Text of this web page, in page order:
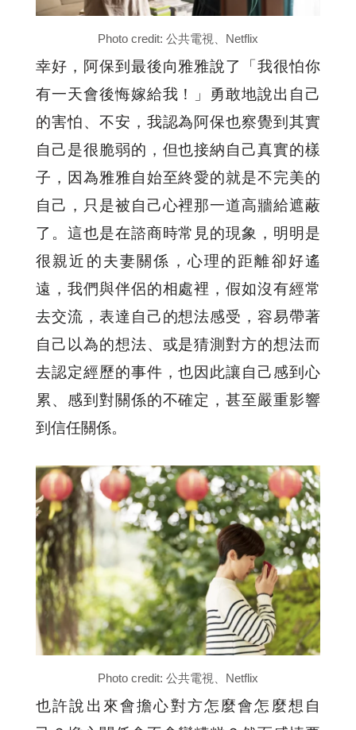
Photo credit: 公共電視、Netflix
幸好，阿保到最後向雅雅說了「我很怕你
有一天會後悔嫁給我！」勇敢地說出自己
的害怕、不安，我認為阿保也察覺到其實
自己是很脆弱的，但也接納自己真實的樣
子，因為雅雅自始至終愛的就是不完美的
自己，只是被自己心裡那一道高牆給遮蔽
了。這也是在諮商時常見的現象，明明是
很親近的夫妻關係，心理的距離卻好遙
遠，我們與伴侶的相處裡，假如沒有經常
去交流，表達自己的想法感受，容易帶著
自己以為的想法、或是猜測對方的想法而
去認定經歷的事件，也因此讓自己感到心
累、感到對關係的不確定，甚至嚴重影響
到信任關係。
Photo credit: 公共電視、Netflix
也許說出來會擔心對方怎麼會怎麼想自